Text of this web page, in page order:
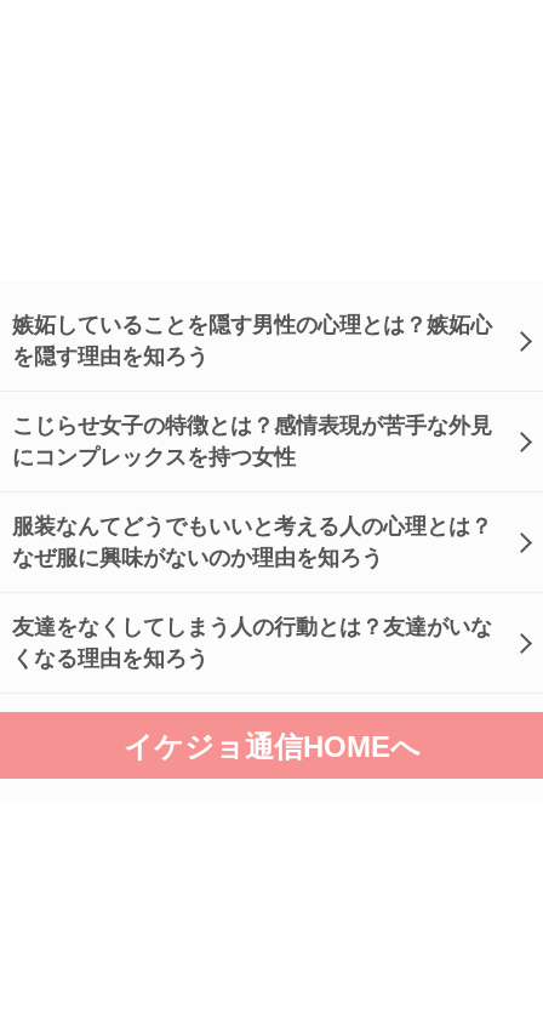
嫉妬していることを隠す男性の心理とは？嫉妬心
を隠す理由を知ろう
こじらせ女子の特徴とは？感情表現が苦手な外見
にコンプレックスを持つ女性
服装なんてどうでもいいと考える人の心理とは？
なぜ服に興味がないのか理由を知ろう
友達をなくしてしまう人の行動とは？友達がいな
くなる理由を知ろう
イケジョ通信HOMEへ